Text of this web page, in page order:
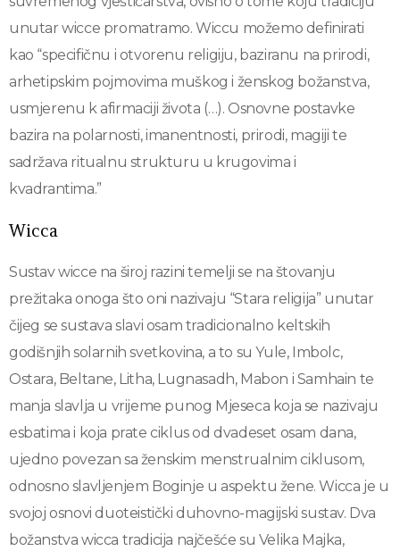
unutar wicce promatramo. Wiccu možemo definirati
kao “specifičnu i otvorenu religiju, baziranu na prirodi,
arhetipskim pojmovima muškog i ženskog božanstva,
usmjerenu k afirmaciji života (…). Osnovne postavke
bazira na polarnosti, imanentnosti, prirodi, magiji te
sadržava ritualnu strukturu u krugovima i
kvadrantima.”
Wicca
Sustav wicce na široj razini temelji se na štovanju
prežitaka onoga što oni nazivaju “Stara religija” unutar
čijeg se sustava slavi osam tradicionalno keltskih
godišnjih solarnih svetkovina, a to su Yule, Imbolc,
Ostara, Beltane, Litha, Lugnasadh, Mabon i Samhain te
manja slavlja u vrijeme punog Mjeseca koja se nazivaju
esbatima i koja prate ciklus od dvadeset osam dana,
ujedno povezan sa ženskim menstrualnim ciklusom,
odnosno slavljenjem Boginje u aspektu žene. Wicca je u
svojoj osnovi duoteistički duhovno-magijski sustav. Dva
božanstva wicca tradicija najčešće su Velika Majka,